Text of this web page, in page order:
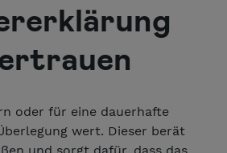
oder für eine dauerhafte
wert. Dieser berät